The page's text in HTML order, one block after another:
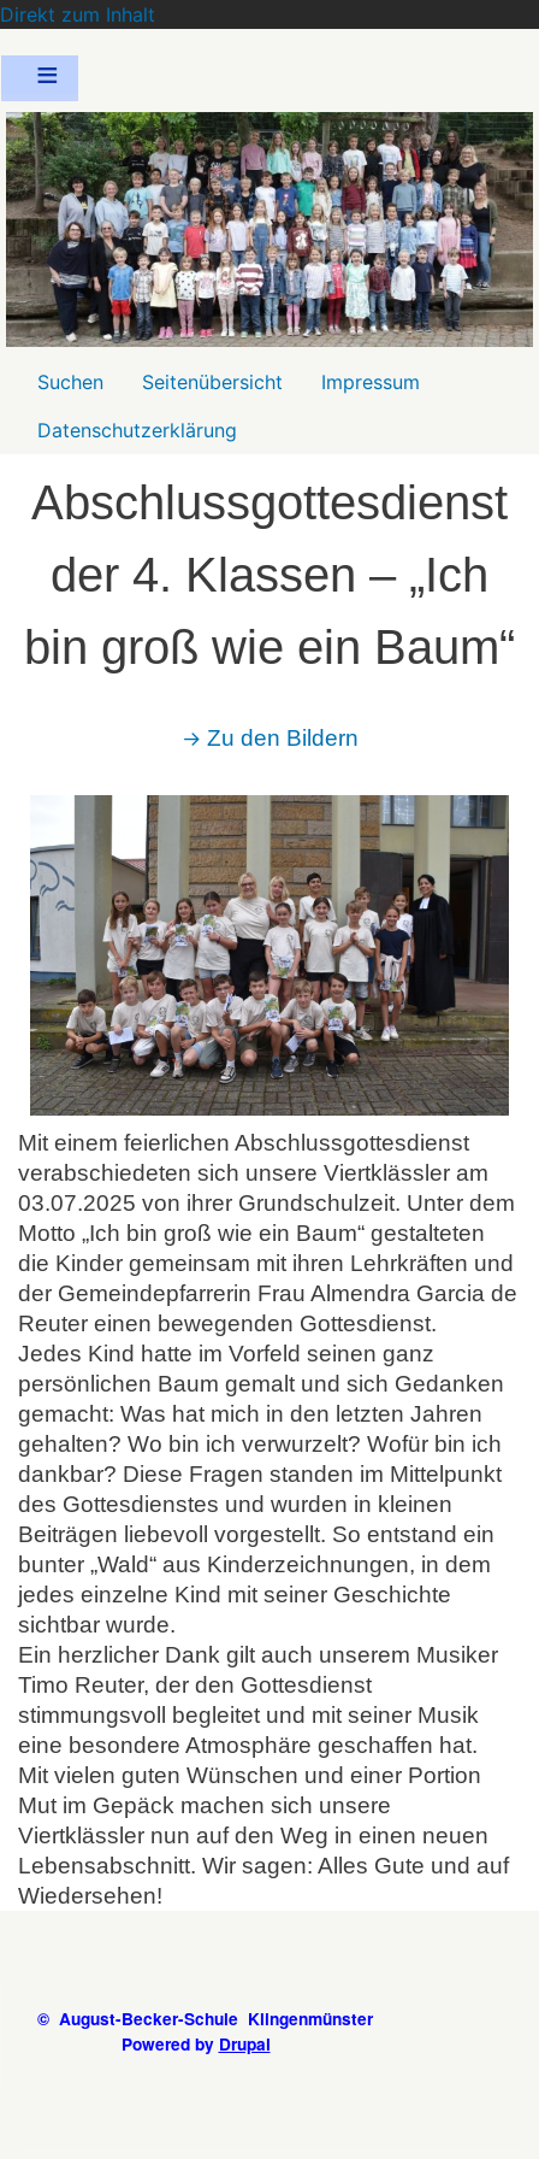
Direkt zum Inhalt
Menü2
Suchen Seitenübersicht
Impressum
Datenschutzerklärung
Abschlussgottesdienst
der 4. Klassen – „Ich
bin groß wie ein Baum“
→ Zu den Bildern
Mit einem feierlichen Abschlussgottesdienst
verabschiedeten sich unsere Viertklässler am
03.07.2025 von ihrer Grundschulzeit. Unter dem
Motto „Ich bin groß wie ein Baum“ gestalteten
die Kinder gemeinsam mit ihren Lehrkräften und
der Gemeindepfarrerin Frau Almendra Garcia de
Reuter einen bewegenden Gottesdienst.
Jedes Kind hatte im Vorfeld seinen ganz
persönlichen Baum gemalt und sich Gedanken
gemacht: Was hat mich in den letzten Jahren
gehalten? Wo bin ich verwurzelt? Wofür bin ich
dankbar? Diese Fragen standen im Mittelpunkt
des Gottesdienstes und wurden in kleinen
Beiträgen liebevoll vorgestellt. So entstand ein
bunter „Wald“ aus Kinderzeichnungen, in dem
jedes einzelne Kind mit seiner Geschichte
sichtbar wurde.
Ein herzlicher Dank gilt auch unserem Musiker
Timo Reuter, der den Gottesdienst
stimmungsvoll begleitet und mit seiner Musik
eine besondere Atmosphäre geschaffen hat.
Mit vielen guten Wünschen und einer Portion
Mut im Gepäck machen sich unsere
Viertklässler nun auf den Weg in einen neuen
Lebensabschnitt. Wir sagen: Alles Gute und auf
Wiedersehen!
© August-Becker-Schule Klingenmünster
Powered by Drupal